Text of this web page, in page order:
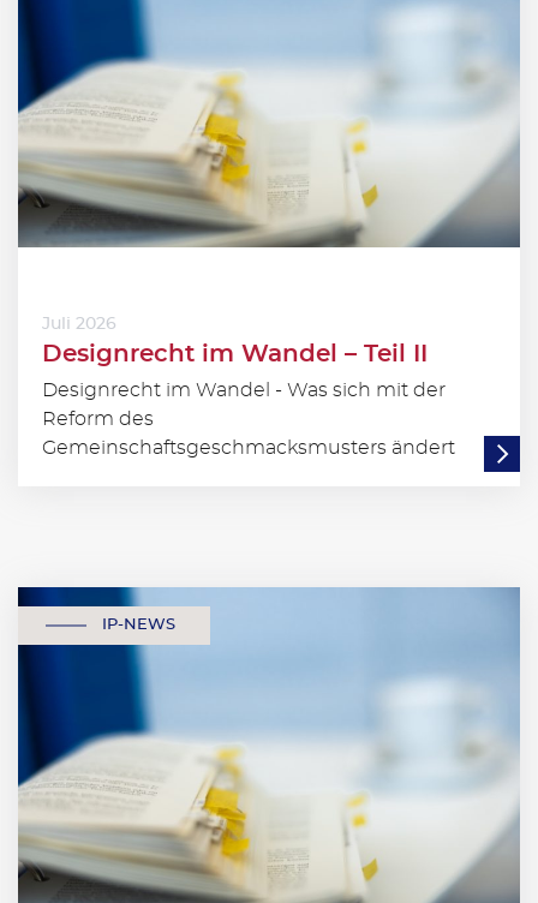
Juli 2026
Designrecht im Wandel – Teil II
Designrecht im Wandel - Was sich mit der
Reform des
Gemeinschaftsgeschmacksmusters ändert
IP-NEWS